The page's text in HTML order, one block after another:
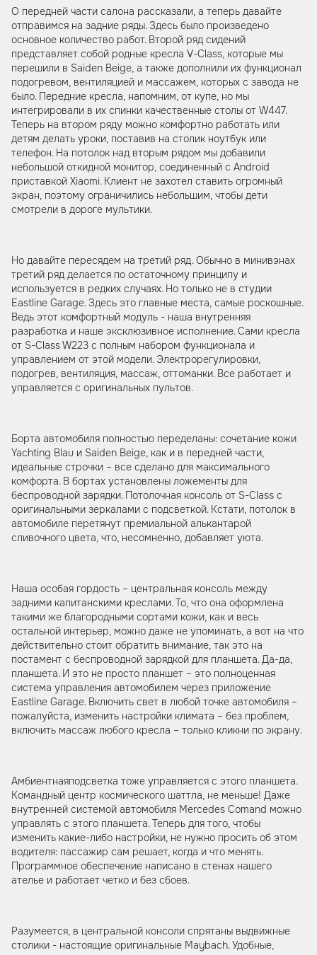
О передней части салона рассказали, а теперь давайте
отправимся на задние ряды. Здесь было произведено
основное количество работ. Второй ряд сидений
представляет собой родные кресла V-Class, которые мы
перешили в Saiden Beige, а также дополнили их функционал
подогревом, вентиляцией и массажем, которых с завода не
было. Передние кресла, напомним, от купе, но мы
интегрировали в их спинки качественные столы от W447.
Теперь на втором ряду можно комфортно работать или
детям делать уроки, поставив на столик ноутбук или
телефон. На потолок над вторым рядом мы добавили
небольшой откидной монитор, соединенный с Android
приставкой Xiaomi. Клиент не захотел ставить огромный
экран, поэтому ограничились небольшим, чтобы дети
смотрели в дороге мультики.
Но давайте пересядем на третий ряд. Обычно в минивэнах
третий ряд делается по остаточному принципу и
используется в редких случаях. Но только не в студии
Eastline Garage. Здесь это главные места, самые роскошные.
Ведь этот комфортный модуль - наша внутренняя
разработка и наше эксклюзивное исполнение. Сами кресла
от S-Class W223 с полным набором функционала и
управлением от этой модели. Электрорегулировки,
подогрев, вентиляция, массаж, оттоманки. Все работает и
управляется с оригинальных пультов.
Борта автомобиля полностью переделаны: сочетание кожи
Yachting Blau и Saiden Beige, как и в передней части,
идеальные строчки – все сделано для максимального
комфорта. В бортах установлены ложементы для
беспроводной зарядки. Потолочная консоль от S-Class с
оригинальными зеркалами с подсветкой. Кстати, потолок в
автомобиле перетянут премиальной алькантарой
сливочного цвета, что, несомненно, добавляет уюта.
Наша особая гордость – центральная консоль между
задними капитанскими креслами. То, что она оформлена
такими же благородными сортами кожи, как и весь
остальной интерьер, можно даже не упоминать, а вот на что
действительно стоит обратить внимание, так это на
постамент с беспроводной зарядкой для планшета. Да-да,
планшета. И это не просто планшет – это полноценная
система управления автомобилем через приложение
Eastline Garage. Включить свет в любой точке автомобиля –
пожалуйста, изменить настройки климата – без проблем,
включить массаж любого кресла – только кликни по экрану.
Амбиентнаяподсветка тоже управляется с этого планшета.
Командный центр космического шаттла, не меньше! Даже
внутренней системой автомобиля Mercedes Comand можно
управлять с этого планшета. Теперь для того, чтобы
изменить какие-либо настройки, не нужно просить об этом
водителя: пассажир сам решает, когда и что менять.
Программное обеспечение написано в стенах нашего
ателье и работает четко и без сбоев.
Разумеется, в центральной консоли спрятаны выдвижные
столики - настоящие оригинальные Maybach. Удобные,